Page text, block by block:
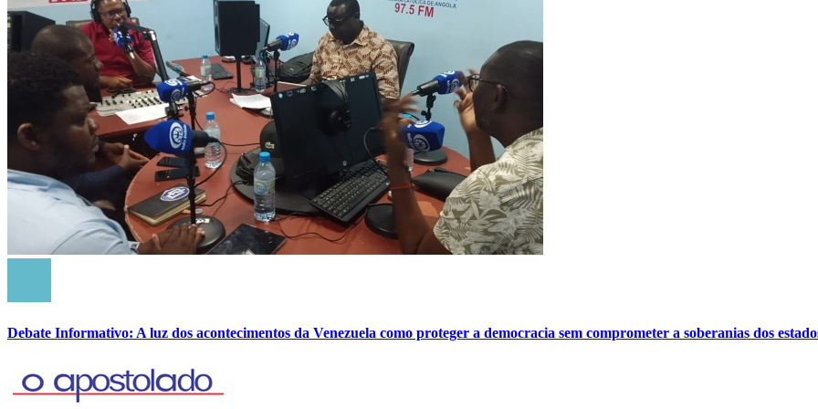
Debate Informativo: A luz dos acontecimentos da Venezuela como proteger a democracia sem comprometer a soberanias dos